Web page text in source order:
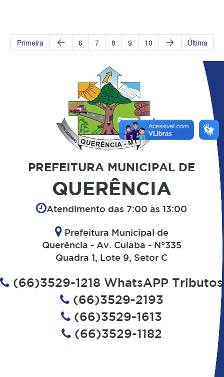
Primeira 6 7 8 9 10 Última
PREFEITURA MUNICIPAL DE
QUERÊNCIA
Atendimento das 7:00 às 13:00
Prefeitura Municipal de
Querência - Av. Cuiaba - N°335
Quadra 1, Lote 9, Setor C
(66)3529-1218 WhatsAPP Tributos
(66)3529-2193
(66)3529-1613
(66)3529-1182